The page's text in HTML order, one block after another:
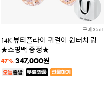
구매 3561
14K 뷰티플라이 귀걸이 원터치 링
★쇼핑백 증정★
47% 347,000원